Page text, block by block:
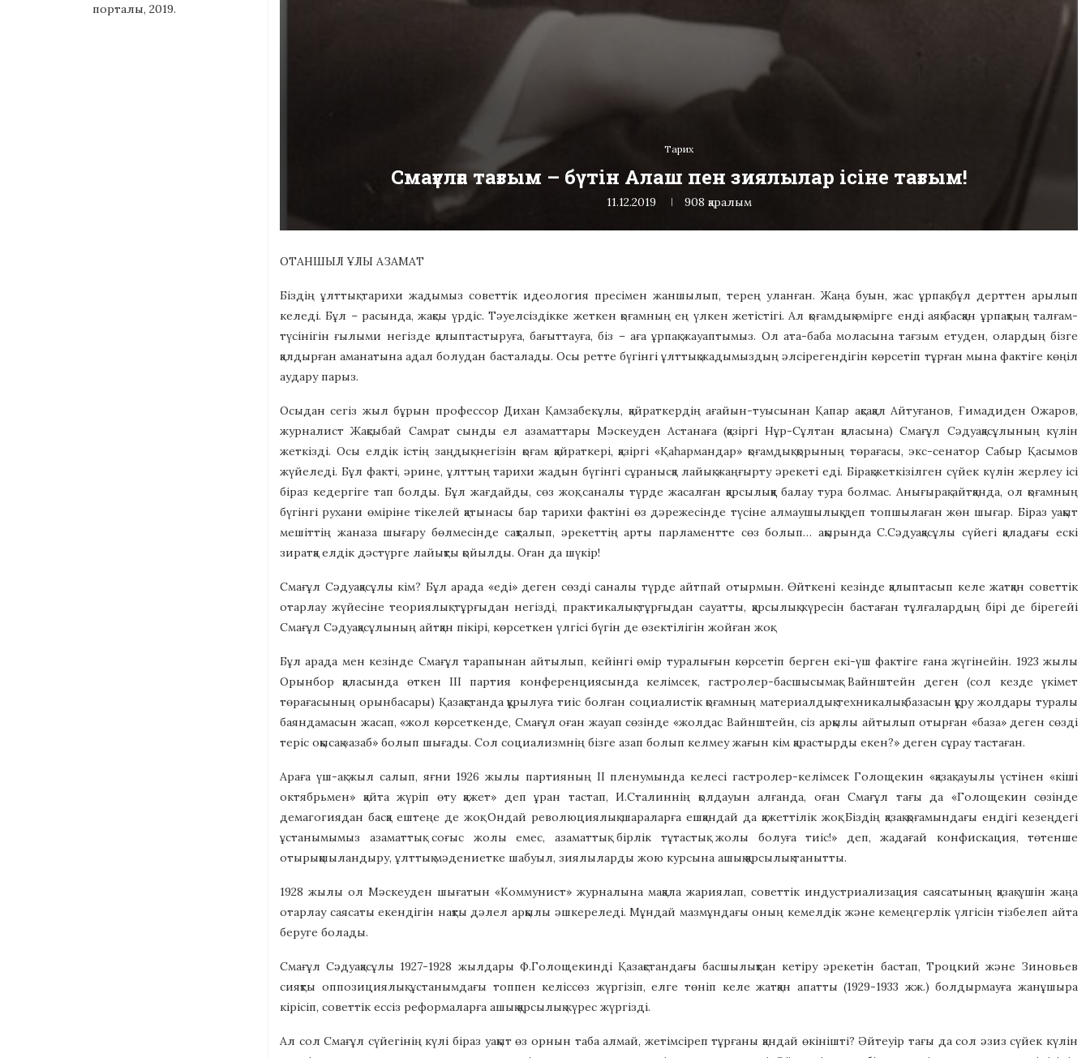
порталы, 2019.
Тарих
Смағұлға тағзым – бүтін Алаш пен зиялылар ісіне тағзым!
11.12.2019 908 қаралым
ОТАНШЫЛ ҰЛЫ АЗАМАТ
Біздің ұлттық тарихи жадымыз советтік идеология пресімен жаншылып, терең уланған. Жаңа буын, жас ұрпақ бұл дерттен арылып
келеді.Бұл – расында, жақсы үрдіс. Тәуелсіздікке жеткен қоғамның ең үлкен жетістігі. Ал қоғамдық өмірге енді аяқ басқан ұрпақтың талғам-
түсінігін ғылыми негізде қалыптастыруға, бағыттауға, біз – аға ұрпақ жауаптымыз. Ол ата-баба моласына тағзым етуден, олардың бізге
қалдырған аманатына адал болудан басталады. Осы ретте бүгінгі ұлттық жадымыздың әлсірегендігін көрсетіп тұрған мына фактіге көңіл
аудару парыз.
Осыдан сегіз жыл бұрын профессор Дихан Қамзабекұлы, қайраткердің ағайын-туысынан Қапар ақсақал Айтуғанов, Ғимадиден Ожаров,
журналист Жақсыбай Самрат сынды ел азаматтары Мәскеуден Астанаға (қазіргі Нұр-Сұлтан қаласына) Смағұл Сәдуақасұлының күлін
жеткізді. Осы елдік істің заңдық негізін қоғам қайраткері, қазіргі «Қаһармандар» қоғамдық қорының төрағасы, экс-сенатор Сабыр Қасымов
жүйеледі. Бұл факті, әрине, ұлттың тарихи жадын бүгінгі сұранысқа лайық жаңғырту әрекеті еді. Бірақ жеткізілген сүйек күлін жерлеу ісі
біраз кедергіге тап болды. Бұл жағдайды, сөз жоқ, саналы түрде жасалған қарсылыққа балау тура болмас. Анығырақ айтқанда, ол қоғамның
бүгінгі рухани өміріне тікелей қатынасы бар тарихи фактіні өз дәрежесінде түсіне алмаушылық деп топшылаған жөн шығар. Біраз уақыт
мешіттің жаназа шығару бөлмесінде сақталып, әрекеттің арты парламентте сөз болып… ақырында С.Сәдуақасұлы сүйегі қаладағы ескі
зиратқа елдік дәстүрге лайықты қойылды. Оған да шүкір!
Смағұл Сәдуақасұлы кім? Бұл арада «еді» деген сөзді саналы түрде айтпай отырмын. Өйткені кезінде қалыптасып келе жатқан советтік
отарлау жүйесіне теориялық тұрғыдан негізді, практикалық тұрғыдан сауатты, қарсылық күресін бастаған тұлғалардың бірі де бірегейі
Смағұл Сәдуақасұлының айтқан пікірі, көрсеткен үлгісі бүгін де өзектілігін жойған жоқ.
Бұл арада мен кезінде Смағұл тарапынан айтылып, кейінгі өмір туралығын көрсетіп берген екі-үш фактіге ғана жүгінейін. 1923 жылы
Орынбор қаласында өткен ІІІ партия конференциясында келімсек, гастролер-басшысымақ Вайнштейн деген (сол кезде үкімет
төрағасының орынбасары) Қазақстанда құрылуға тиіс болған социалистік қоғамның материалдық техникалық базасын құру жолдары туралы
баяндамасын жасап, «жол көрсеткенде, Смағұл оған жауап сөзінде «жолдас Вайнштейн, сіз арқылы айтылып отырған «база» деген сөзді
теріс оқысақ «азаб» болып шығады. Сол социализмнің бізге азап болып келмеу жағын кім қарастырды екен?» деген сұрау тастаған.
Араға үш-ақ жыл салып, яғни 1926 жылы партияның ІІ пленумында келесі гастролер-келімсек Голощекин «қазақ ауылы үстінен «кіші
октябрьмен» қайта жүріп өту қажет» деп ұран тастап, И.Сталиннің қолдауын алғанда, оған Смағұл тағы да «Голощекин сөзінде
демагогиядан басқа ештеңе де жоқ. Ондай революциялық шараларға ешқандай да қажеттілік жоқ. Біздің қазақ қоғамындағы ендігі кезеңдегі
ұстанымымыз азаматтық соғыс жолы емес, азаматтық бірлік тұтастық жолы болуға тиіс!» деп, жадағай конфискация, төтенше
отырықшыландыру, ұлттық мәдениетке шабуыл, зиялыларды жою курсына ашық қарсылық танытты.
1928 жылы ол Мәскеуден шығатын «Коммунист» журналына мақала жариялап, советтік индустриализация саясатының қазақ үшін жаңа
отарлау саясаты екендігін нақты дәлел арқылы әшкереледі. Мұндай мазмұндағы оның кемелдік және кемеңгерлік үлгісін тізбелеп айта
беруге болады.
Смағұл Сәдуақасұлы 1927-1928 жылдары Ф.Голощекинді Қазақстандағы басшылықтан кетіру әрекетін бастап, Троцкий және Зиновьев
сияқты оппозициялық ұстанымдағы топпен келіссөз жүргізіп, елге төніп келе жатқан апатты (1929-1933 жж.) болдырмауға жанұшыра
кірісіп, советтік ессіз реформаларға ашық қарсылық күрес жүргізді.
Ал сол Смағұл сүйегінің күлі біраз уақыт өз орнын таба алмай, жетімсіреп тұрғаны қандай өкінішті? Әйтеуір тағы да сол әзиз сүйек күлін